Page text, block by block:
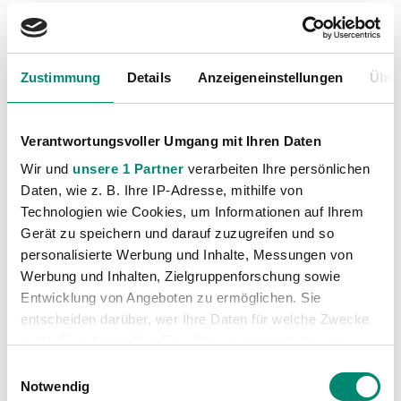
Zustimmung Details Anzeigeneinstellungen
Verantwortungsvoller Umgang mit Ihren Daten
Wir und unsere 1 Partner verarbeiten Ihre persönlichen
Daten, wie z. B. Ihre IP-Adresse, mithilfe von
Technologien wie Cookies, um Informationen auf Ihrem
Gerät zu speichern und darauf zuzugreifen und so
personalisierte Werbung und Inhalte, Messungen von
Werbung und Inhalten, Zielgruppenforschung sowie
Entwicklung von Angeboten zu ermöglichen. Sie
entscheiden darüber, wer Ihre Daten für welche Zwecke
Trigger Symbol ändern oder widerrufen
Notwendig
und gewannen das Spiel trotz Rückstand mit 2:1
durch Treffer von Zaki und Weissenbacher. Im
Halbfinalisten aus Valencia mussten die Rieder
somit nach der Gruppenphase die Heimreise antreten.